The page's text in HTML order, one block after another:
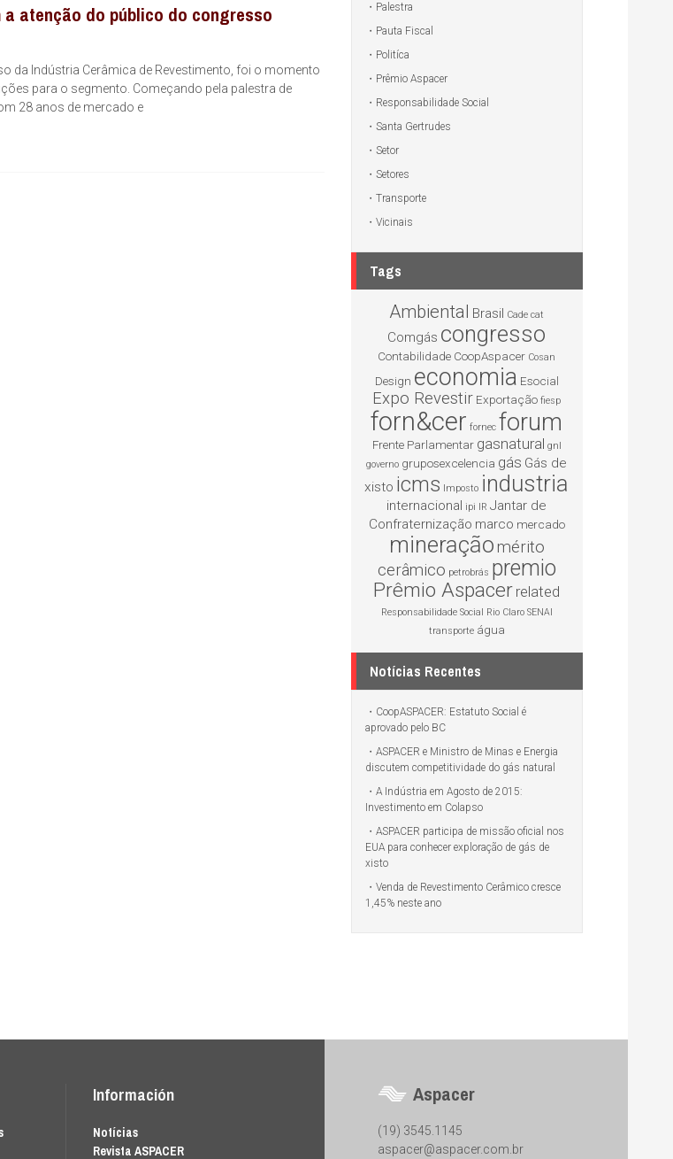
atenção do público do congresso
da Indústria Cerâmica de Revestimento, foi o momento
para o segmento. Começando pela palestra de
28 anos de mercado e
Palestra
Pauta Fiscal
Politíca
Prêmio Aspacer
Responsabilidade Social
Santa Gertrudes
Setor
Setores
Transporte
Vicinais
Tags
Ambiental Brasil Cade cat
Comgás congresso
Contabilidade CoopAspacer Cosan
Design economia Esocial
Expo Revestir Exportação fiesp
forn&cer fornec forum
Frente Parlamentar gasnatural gnl
governo gruposexcelencia gás Gás de
xisto icms Imposto industria
internacional ipi IR Jantar de
Confraternização marco mercado
mineração mérito
cerâmico petrobrás premio
Prêmio Aspacer related
Responsabilidade Social Rio Claro SENAI
transporte água
Notícias Recentes
CoopASPACER: Estatuto Social é
aprovado pelo BC
ASPACER e Ministro de Minas e Energia
discutem competitividade do gás natural
A Indústria em Agosto de 2015:
Investimento em Colapso
ASPACER participa de missão oficial nos
EUA para conhecer exploração de gás de
xisto
Venda de Revestimento Cerâmico cresce
1,45% neste ano
Información
Notícias
Revista ASPACER
Aspacer
(19) 3545.1145
aspacer@aspacer.com.br